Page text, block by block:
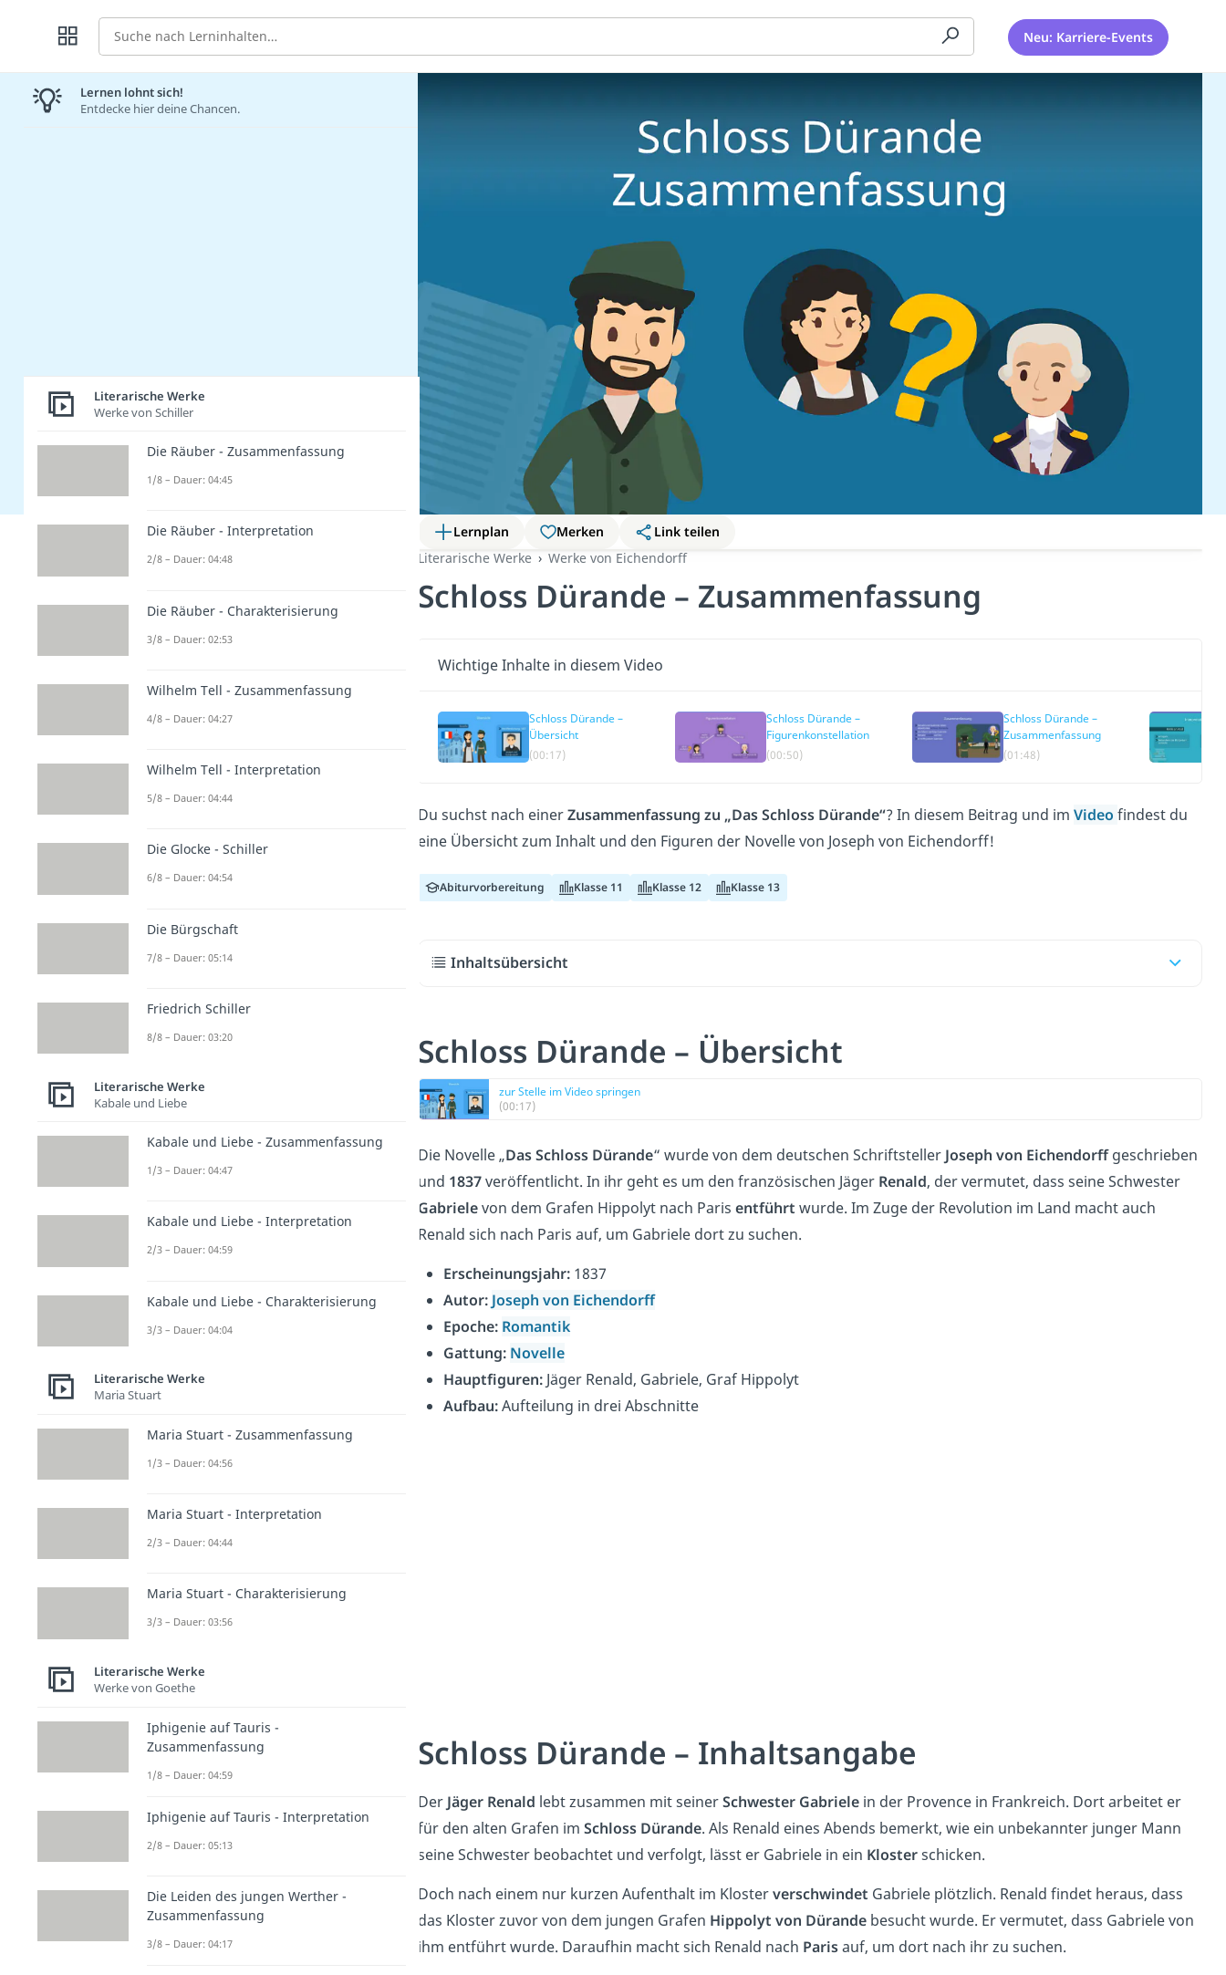
Suche Neu: Karriere-Events
Lernplan Merken
Link teilen
Literarische Werke
Werke von Eichendorff
Schloss Dürande – Zusammenfassung
Wichtige Inhalte in diesem Video
Schloss Dürande –
Übersicht
(00:17)
Schloss Dürande –
Figurenkonstellation
(00:50)
Schloss Dürande –
Zusammenfassung
(01:48)
Du suchst nach einerZusammenfassung zu „Das Schloss Dürande“? In diesem Beitrag und im Video findest du
eine Übersicht zum Inhalt und den Figuren der Novelle von Joseph von Eichendorff!
Abiturvorbereitung Klasse 11 Klasse 12 Klasse 13
Inhaltsübersicht
Schloss Dürande – Übersicht
zur Stelle im Video springen
(00:17)
Die Novelle „Das Schloss Dürande“ wurde von dem deutschen Schriftsteller Joseph von Eichendorffgeschrieben
und 1837veröffentlicht. In ihr geht es um den französischen Jäger Renald, der vermutet, dass seine Schwester
Gabrielevon dem Grafen Hippolyt nach Paris entführt wurde. Im Zuge der Revolution im Land macht auch
Renald sich nach Paris auf, um Gabriele dort zu suchen.
Erscheinungsjahr: 1837
Autor: Joseph von Eichendorff
Epoche: Romantik
Gattung: Novelle
Hauptfiguren: Jäger Renald, Gabriele, Graf Hippolyt
Aufbau:Aufteilung in drei Abschnitte
Schloss Dürande – Inhaltsangabe
Der Jäger Renald lebt zusammen mit seinerSchwester Gabriele in der Provence in Frankreich. Dort arbeitet er
für den alten Grafen im Schloss Dürande. Als Renald eines Abends bemerkt, wie ein unbekannter junger Mann
seine Schwester beobachtet und verfolgt, lässt er Gabriele in ein Klosterschicken.
Doch nach einem nur kurzen Aufenthalt im Klosterverschwindet Gabriele plötzlich. Renald findet heraus, dass
das Kloster zuvor von dem jungen Grafen Hippolyt von Dürande besucht wurde. Er vermutet, dass Gabriele von
ihm entführt wurde. Daraufhin macht sich Renald nach Parisauf, um dort nach ihr zu suchen.
Lernen lohnt sich!
Entdecke hier deine Chancen.
Literarische Werke
Werke von Schiller
Die Räuber - Zusammenfassung
1/8 – Dauer: 04:45
Die Räuber - Interpretation
2/8 – Dauer: 04:48
Die Räuber - Charakterisierung
3/8 – Dauer: 02:53
Wilhelm Tell - Zusammenfassung
4/8 – Dauer: 04:27
Wilhelm Tell - Interpretation
5/8 – Dauer: 04:44
Die Glocke - Schiller
6/8 – Dauer: 04:54
Die Bürgschaft
7/8 – Dauer: 05:14
Friedrich Schiller
8/8 – Dauer: 03:20
Literarische Werke
Kabale und Liebe
Kabale und Liebe - Zusammenfassung
1/3 – Dauer: 04:47
Kabale und Liebe - Interpretation
2/3 – Dauer: 04:59
Kabale und Liebe - Charakterisierung
3/3 – Dauer: 04:04
Literarische Werke
Maria Stuart
Maria Stuart - Zusammenfassung
1/3 – Dauer: 04:56
Maria Stuart - Interpretation
2/3 – Dauer: 04:44
Maria Stuart - Charakterisierung
3/3 – Dauer: 03:56
Literarische Werke
Werke von Goethe
Iphigenie auf Tauris -
Zusammenfassung
1/8 – Dauer: 04:59
Iphigenie auf Tauris - Interpretation
2/8 – Dauer: 05:13
Die Leiden des jungen Werther -
Zusammenfassung
3/8 – Dauer: 04:17